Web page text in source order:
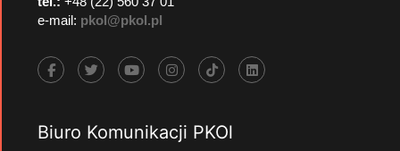
e-mail: pkol@pkol.pl
Biuro Komunikacji PKOl